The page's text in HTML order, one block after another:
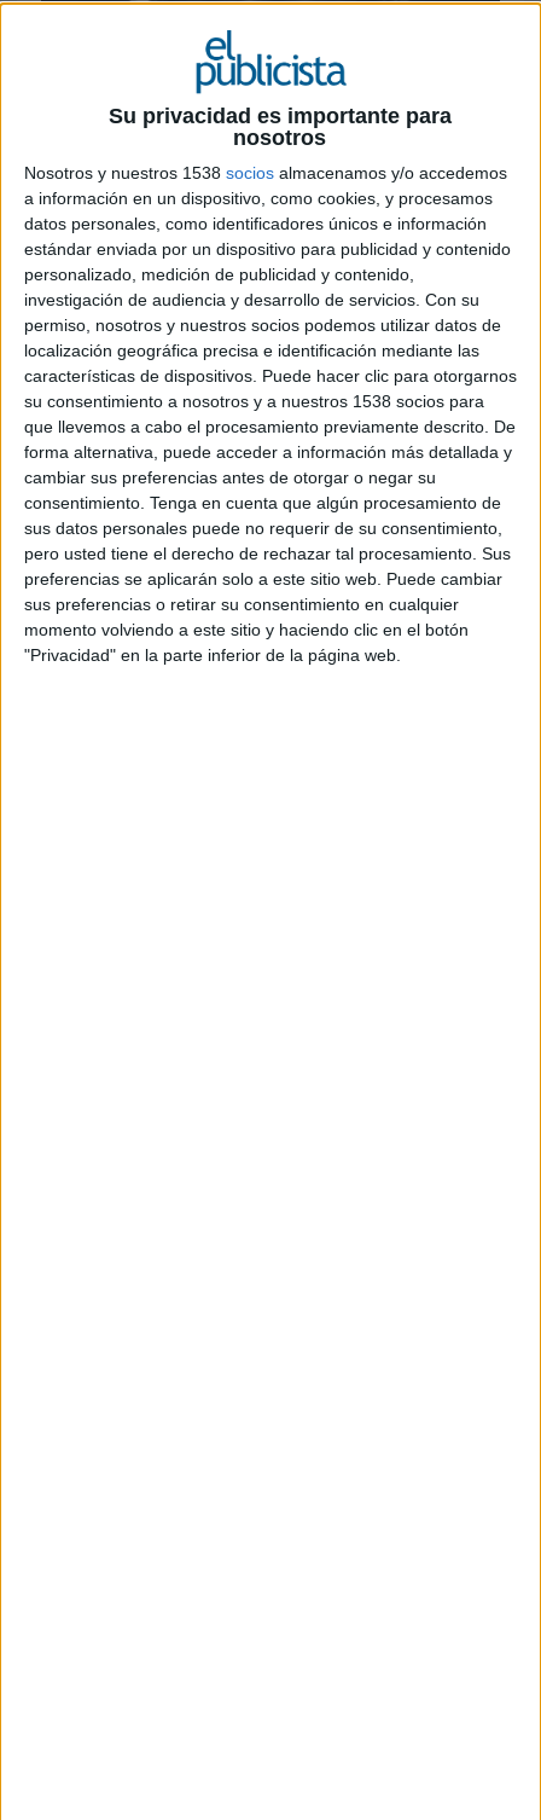
Su privacidad es importante para
nosotros
Nosotros y nuestros 1538 socios almacenamos y/o accedemos
a información en un dispositivo, como cookies, y procesamos
datos personales, como identificadores únicos e información
estándar enviada por un dispositivo para publicidad y contenido
personalizado, medición de publicidad y contenido,
investigación de audiencia y desarrollo de servicios. Con su
permiso, nosotros y nuestros socios podemos utilizar datos de
localización geográfica precisa e identificación mediante las
características de dispositivos. Puede hacer clic para otorgarnos
su consentimiento a nosotros y a nuestros 1538 socios para
que llevemos a cabo el procesamiento previamente descrito. De
forma alternativa, puede acceder a información más detallada y
cambiar sus preferencias antes de otorgar o negar su
consentimiento. Tenga en cuenta que algún procesamiento de
sus datos personales puede no requerir de su consentimiento,
pero usted tiene el derecho de rechazar tal procesamiento. Sus
preferencias se aplicarán solo a este sitio web. Puede cambiar
sus preferencias o retirar su consentimiento en cualquier
momento volviendo a este sitio y haciendo clic en el botón
"Privacidad" en la parte inferior de la página web.
2 DE JUNIO DE 2010
La estación de metro de Nuevos Ministerios,
cubierta con más de 1.600 metros cuadrados de
vinilo
La estación de Metro de Nuevos Ministerios en Madrid ha sido el escenario
elegido por la compañía Soluciones Pirez para llevar a cabo la producción y
montaje de la última campaña de marketing de Movistar, con motivo de la
homegeneización del nombre comercial de Telefónica para todos sus productos y
servicios. Soluciones Pirez ha utilizado para la acción, que ha tenido un mes de
duración, más de 1.600 metros cuadrados de vinilo impreso para rotular las
La campaña ha sido desarrollada por la agencia Magic Touch.